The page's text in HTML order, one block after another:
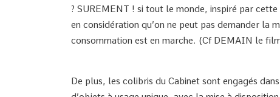
? SUREMENT ! si tout le monde, inspiré par
en considération qu’on ne peut pas demander la
consommation est en marche. (Cf DEMAIN le
De plus, les colibris du Cabinet sont engagés